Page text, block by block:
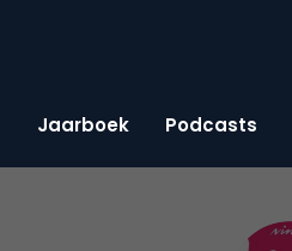
Jaarboek Podcasts